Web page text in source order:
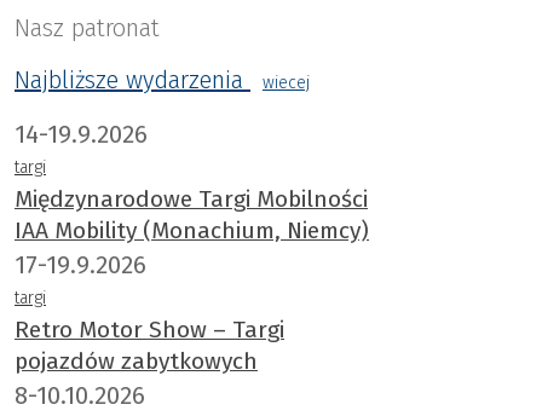
Nasz patronat
Najbliższe wydarzenia
wiecej
14-19.9.2026
targi
Międzynarodowe Targi Mobilności
IAA Mobility (Monachium, Niemcy)
17-19.9.2026
targi
Retro Motor Show – Targi
pojazdów zabytkowych
8-10.10.2026